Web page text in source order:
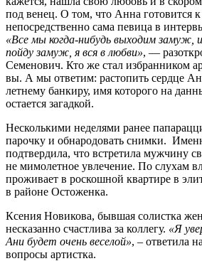
под венец. О том, что Анна готовится к
непосредственно сама певица в
«Все мы когда-нибудь выходим замуж,
пойду замуж, я вся в любви», —
Семенович. Кто же стал избранником
вы. А мы ответим: растопить сердце
летнему банкиру, имя которого на
остается загадкой.
Несколькими неделями ранее
парочку и обнародовать снимки.
подтвердила, что встретила мужчину
не мимолетное увлечение. По слухам
проживает в роскошной квартире в
в районе Остоженка.
Ксения Новикова, бывшая солистка
несказанно счастлива за коллегу. «Я
Ани будет очень веселой», – ответила
вопросы артистка.